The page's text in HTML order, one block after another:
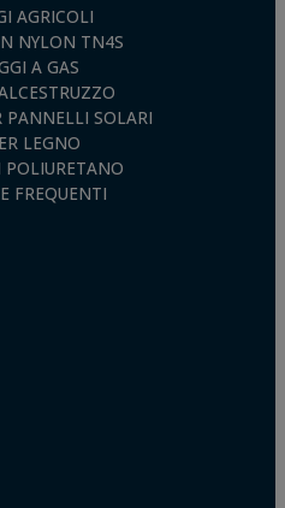
AGRICOLI
NYLON TN4S
A GAS
PANNELLI SOLARI
LEGNO
POLIURETANO
FREQUENTI